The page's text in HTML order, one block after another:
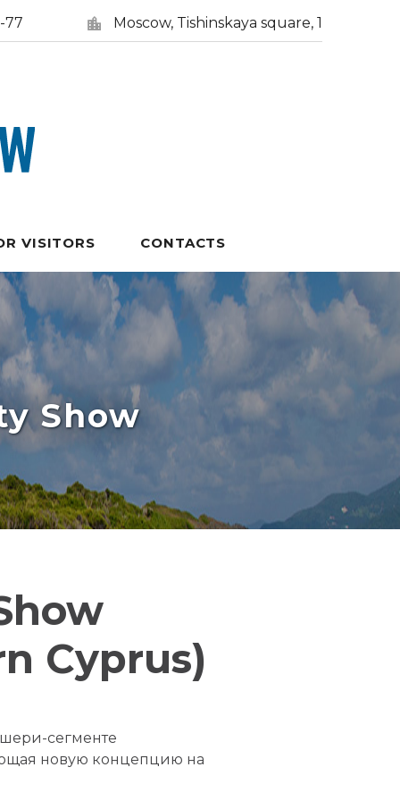
77 Moscow, Tishinskaya square, 1
VISITORS CONTACTS
Show
Cyprus)
сегменте
новую концепцию на